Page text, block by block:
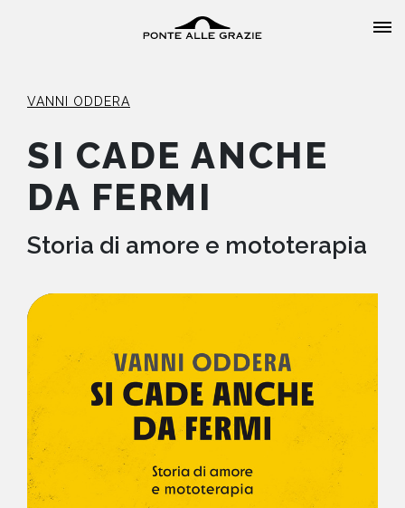
HOME
CHI SIAMO
CATALOGO
EVENTI
NEWS
CONTATTI
VANNI ODDERA
SI CADE ANCHE
DA FERMI
Storia di amore e mototerapia